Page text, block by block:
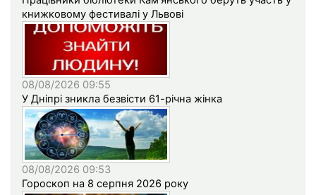
книжковому фестивалі у Львові
08/08/2026 09:55
У Дніпрі зникла безвісти 61-річна жінка
08/08/2026 09:53
Гороскоп на 8 серпня 2026 року